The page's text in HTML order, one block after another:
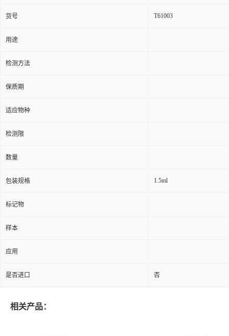
货号 T61003
用途
检测方法
保质期
适应物种
检测限
数量
包装规格 1.5ml
标记物
样本
应用
是否进口 否
相关产品：